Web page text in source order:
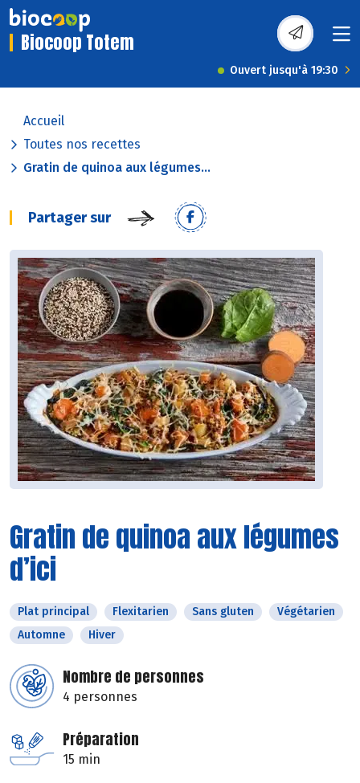
Biocoop Totem
Ouvert jusqu'à 19:30
Accueil
Toutes nos recettes
Gratin de quinoa aux légumes...
Partager sur
Gratin de quinoa aux légumes
d’ici
Plat principal Flexitarien Sans gluten
Végétarien
Automne
Hiver
Nombre de personnes
4 personnes
Préparation
15 min